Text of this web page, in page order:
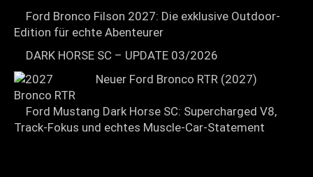
Ford Bronco Filson 2027: Die exklusive Outdoor-
Edition für echte Abenteurer
DARK HORSE SC – UPDATE 03/2026
Neuer Ford Bronco RTR (2027)
Ford Mustang Dark Horse SC: Supercharged V8,
Track-Fokus und echtes Muscle-Car-Statement